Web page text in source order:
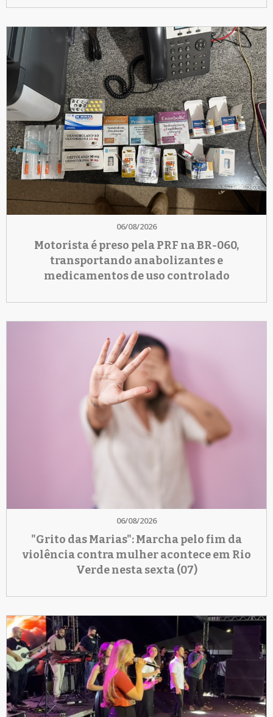
06/08/2026
Motorista é preso pela PRF na BR-060,
transportando anabolizantes e
medicamentos de uso controlado
06/08/2026
"Grito das Marias": Marcha pelo fim da
violência contra mulher acontece em Rio
Verde nesta sexta (07)